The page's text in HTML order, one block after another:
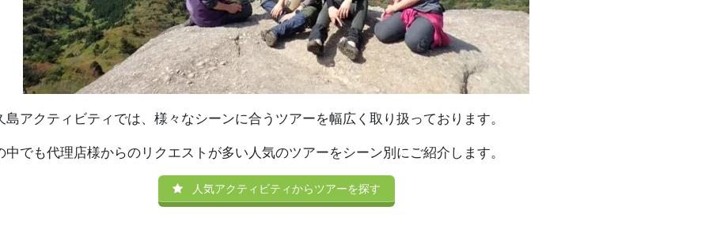
島アクティビティでは、様々なシーンに合うツアーを幅広く取り扱っております。
中でも代理店様からのリクエストが多い人気のツアーをシーン別にご紹介します。
人気アクティビティからツアーを探す